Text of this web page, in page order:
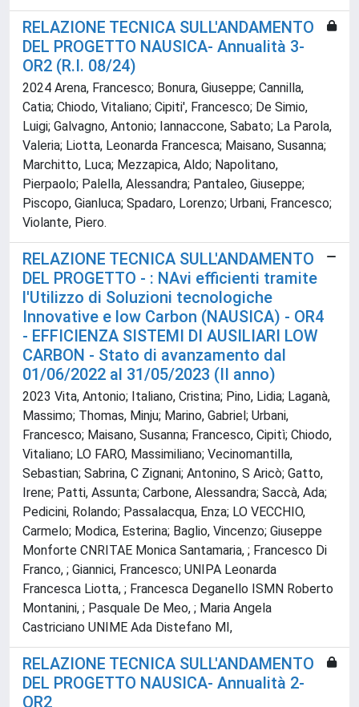
RELAZIONE TECNICA SULL'ANDAMENTO
DEL PROGETTO NAUSICA- Annualità 3-
OR2 (R.I. 08/24)
2024 Arena, Francesco; Bonura, Giuseppe; Cannilla,
Catia; Chiodo, Vitaliano; Cipiti', Francesco; De Simio,
Luigi; Galvagno, Antonio; Iannaccone, Sabato; La Parola,
Valeria; Liotta, Leonarda Francesca; Maisano, Susanna;
Marchitto, Luca; Mezzapica, Aldo; Napolitano,
Pierpaolo; Palella, Alessandra; Pantaleo, Giuseppe;
Piscopo, Gianluca; Spadaro, Lorenzo; Urbani, Francesco;
Violante, Piero.
RELAZIONE TECNICA SULL'ANDAMENTO
DEL PROGETTO - : NAvi efficienti tramite
l'Utilizzo di Soluzioni tecnologiche
Innovative e low Carbon (NAUSICA) - OR4
- EFFICIENZA SISTEMI DI AUSILIARI LOW
CARBON - Stato di avanzamento dal
01/06/2022 al 31/05/2023 (II anno)
2023 Vita, Antonio; Italiano, Cristina; Pino, Lidia; Laganà,
Massimo; Thomas, Minju; Marino, Gabriel; Urbani,
Francesco; Maisano, Susanna; Francesco, Cipitì; Chiodo,
Vitaliano; LO FARO, Massimiliano; Vecinomantilla,
Sebastian; Sabrina, C Zignani; Antonino, S Aricò; Gatto,
Irene; Patti, Assunta; Carbone, Alessandra; Saccà, Ada;
Pedicini, Rolando; Passalacqua, Enza; LO VECCHIO,
Carmelo; Modica, Esterina; Baglio, Vincenzo; Giuseppe
Monforte CNRITAE Monica Santamaria, ; Francesco Di
Franco, ; Giannici, Francesco; UNIPA Leonarda
Francesca Liotta, ; Francesca Deganello ISMN Roberto
Montanini, ; Pasquale De Meo, ; Maria Angela
Castriciano UNIME Ada Distefano MI,
RELAZIONE TECNICA SULL'ANDAMENTO
DEL PROGETTO NAUSICA- Annualità 2-
OR2